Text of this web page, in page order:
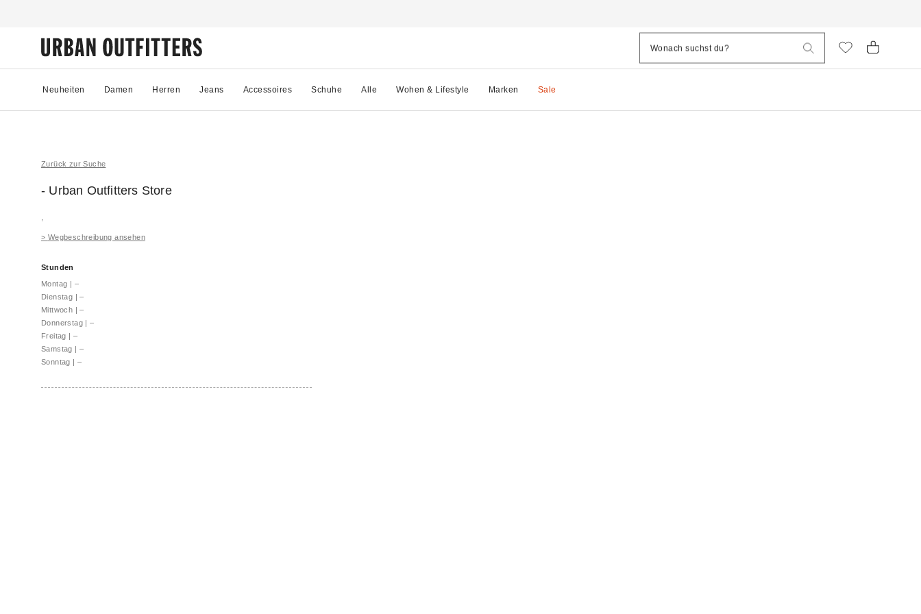
Neuheiten Damen Herren Jeans Accessoires Schuhe Alle Wohen & Lifestyle Marken Sale
Zurück zur Suche
- Urban Outfitters Store
> Wegbeschreibung ansehen
Stunden
Montag | –
Dienstag | –
Mittwoch | –
Donnerstag | –
Freitag | –
Samstag | –
Sonntag | –